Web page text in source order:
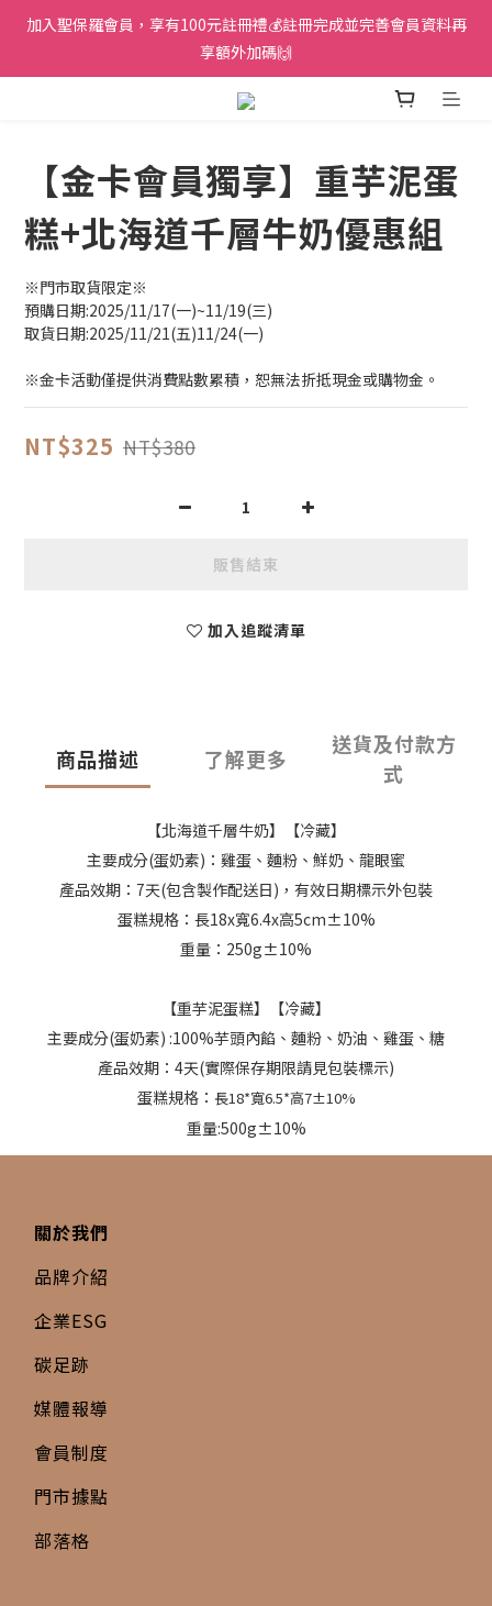
加入聖保羅會員，享有100元註冊禮💰註冊完成並完善會員資料再
享額外加碼🙌
【金卡會員獨享】重芋泥蛋
糕+北海道千層牛奶優惠組
※門市取貨限定※
預購日期:2025/11/17(一)~11/19(三)
取貨日期:2025/11/21(五)11/24(一)
※金卡活動僅提供消費點數累積，恕無法折抵現金或購物金。
NT$325 NT$380
販售結束
加入追蹤清單
商品描述 了解更多
送貨及付款方
式
【北海道千層牛奶】【冷藏】
主要成分(蛋奶素)：雞蛋、麵粉、鮮奶、龍眼蜜
產品效期：7天(包含製作配送日)，有效日期標示外包裝
蛋糕規格：長18x寬6.4x高5cm±10%
重量：250g±10%
【重芋泥蛋糕】【冷藏】
主要成分(蛋奶素) :100%芋頭內餡、麵粉、奶油、雞蛋、糖
產品效期：4天(實際保存期限請見包裝標示)
蛋糕規格： 長18*寬6.5*高7±10%
重量:500g±10%
關於我們
品牌介紹
企業ESG
碳足跡
媒體報導
會員制度
門市據點
部落格